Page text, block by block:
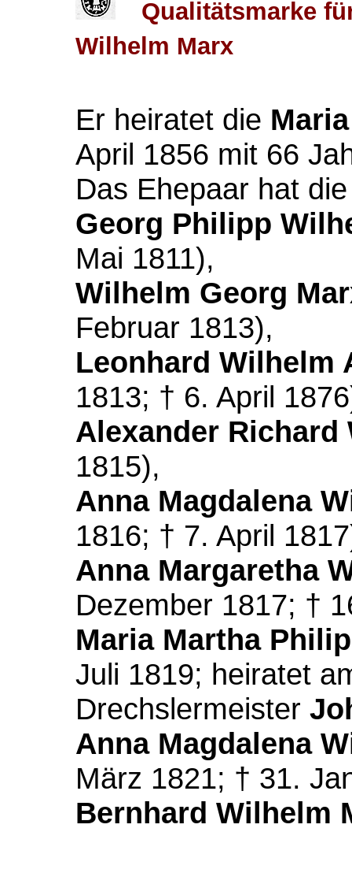
Qualitätsmarke
Wilhelm Marx
Er heiratet die
April 1856 mit 66
Das Ehepaar hat
Georg Philipp
Mai 1811),
Wilhelm Georg
Februar 1813),
Leonhard Wilhelm
1813; † 6. April
Alexander Richard
1815),
Anna Magdalena
1816; † 7. April
Anna Margaretha
Dezember 1817; †
Maria Martha
Juli 1819; heiratet
Drechslermeister
Anna Magdalena
März 1821; † 31.
Bernhard Wilhelm